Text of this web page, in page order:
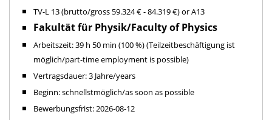
TV-L 13 (brutto/gross 59.324 € - 84.319 €) or A13
Fakultät für Physik/Faculty of Physics
Arbeitszeit: 39 h 50 min (100 %) (Teilzeitbeschäftigung ist
möglich/part-time employment is possible)
Vertragsdauer: 3 Jahre/years
Beginn: schnellstmöglich/as soon as possible
Bewerbungsfrist: 2026-08-12